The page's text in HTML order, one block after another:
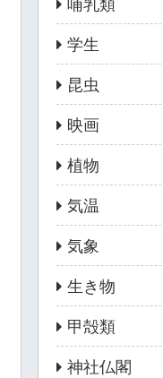
学生
昆虫
映画
植物
気温
気象
生き物
甲殻類
神社仏閣